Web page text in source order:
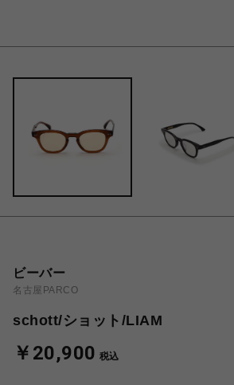
ビーバー
名古屋PARCO
schott/ショット/LIAM
￥20,900 税込